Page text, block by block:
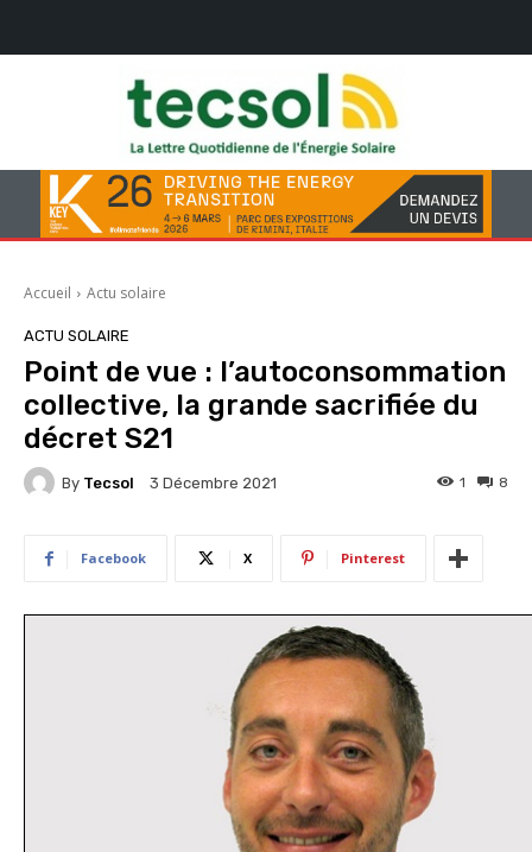
Accueil Actu solaire
ACTU SOLAIRE
Point de vue : l’autoconsommation
collective, la grande sacrifiée du
décret S21
By Tecsol 3 Décembre 2021 8
1
Facebook X Pinterest